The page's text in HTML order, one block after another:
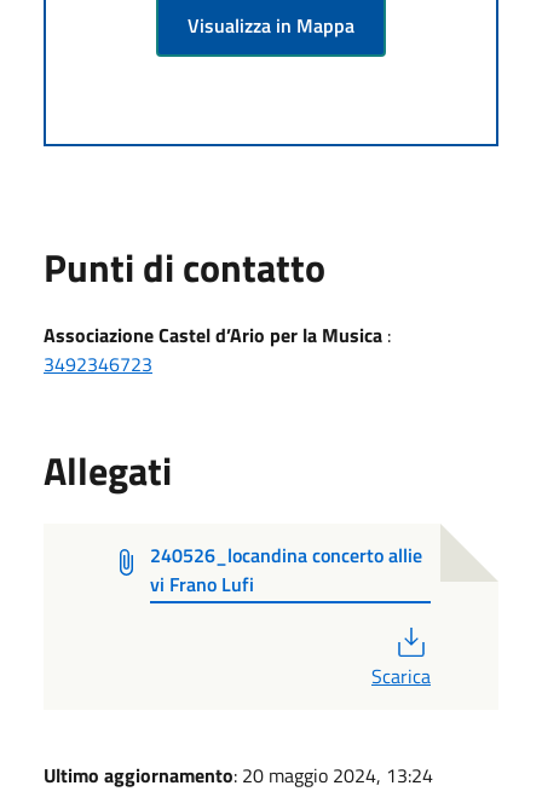
Visualizza in Mappa
Punti di contatto
Associazione Castel d’Ario per la Musica :
3492346723
Allegati
240526_locandina concerto allie
vi Frano Lufi
Scarica
Ultimo aggiornamento: 20 maggio 2024, 13:24